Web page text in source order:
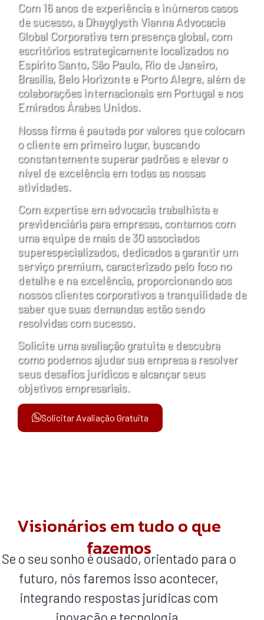
Com 16 anos de experiência e inúmeros casos
de sucesso, a Dhayglysth Vianna Advocacia
Global Corporativa tem presença global, com
escritórios estrategicamente localizados no
Espírito Santo, São Paulo, Rio de Janeiro,
Brasília, Belo Horizonte e Porto Alegre, além de
colaborações internacionais em Portugal e nos
Emirados Árabes Unidos.
Nossa firma é pautada por valores que colocam
o cliente em primeiro lugar, buscando
constantemente superar padrões e elevar o
nível de excelência em todas as nossas
atividades.
Com expertise em advocacia trabalhista e
previdenciária para empresas, contamos com
uma equipe de mais de 30 associados
superespecializados, dedicados a garantir um
serviço premium, caracterizado pelo foco no
detalhe e na excelência, proporcionando aos
nossos clientes corporativos a tranquilidade de
saber que suas demandas estão sendo
resolvidas com sucesso.
Solicite uma avaliação gratuita e descubra
como podemos ajudar sua empresa a resolver
seus desafios jurídicos e alcançar seus
objetivos empresariais.
Solicitar Avaliação Gratuita
Visionários em tudo o que
fazemos
Se o seu sonho é ousado, orientado para o
futuro, nós faremos isso acontecer,
integrando respostas jurídicas com